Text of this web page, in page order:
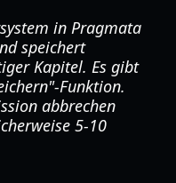
in Pragmata
speichert
Kapitel. Es gibt
Funktion.
abbrechen
5-10